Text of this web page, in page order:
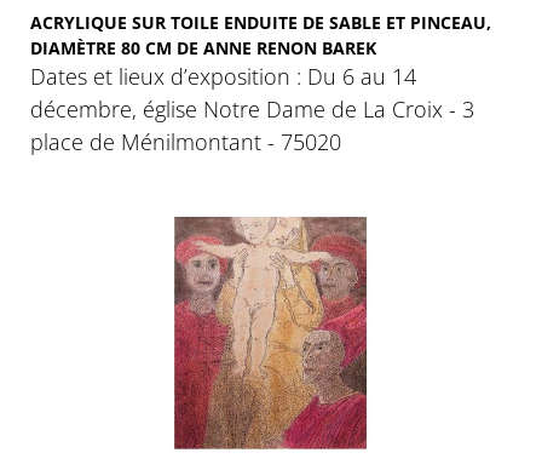
ACRYLIQUE SUR TOILE ENDUITE DE SABLE ET PINCEAU,
DIAMÈTRE 80 CM DE ANNE RENON BAREK
Dates et lieux d’exposition : Du 6 au 14
décembre, église Notre Dame de La Croix - 3
place de Ménilmontant - 75020